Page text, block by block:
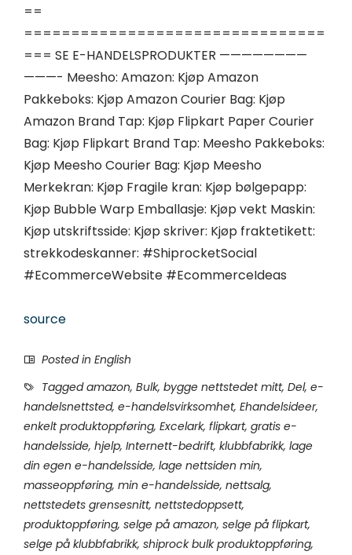
==
================================
=== SE E-HANDELSPRODUKTER ————————
———- Meesho: Amazon: Kjøp Amazon
Pakkeboks: Kjøp Amazon Courier Bag: Kjøp
Amazon Brand Tap: Kjøp Flipkart Paper Courier
Bag: Kjøp Flipkart Brand Tap: Meesho Pakkeboks:
Kjøp Meesho Courier Bag: Kjøp Meesho
Merkekran: Kjøp Fragile kran: Kjøp bølgepapp:
Kjøp Bubble Warp Emballasje: Kjøp vekt Maskin:
Kjøp utskriftsside: Kjøp skriver: Kjøp fraktetikett:
strekkodeskanner: #ShiprocketSocial
#EcommerceWebsite #EcommerceIdeas
source
Posted in English
Taggedamazon, Bulk, bygge nettstedet mitt, Del, e-
handelsnettsted, e-handelsvirksomhet, Ehandelsideer,
enkelt produktoppføring, Excelark, flipkart, gratis e-
handelsside, hjelp, Internett-bedrift, klubbfabrikk, lage
din egen e-handelsside, lage nettsiden min,
masseoppføring, min e-handelsside, nettsalg,
nettstedets grensesnitt, nettstedoppsett,
produktoppføring, selge på amazon, selge på flipkart,
selge på klubbfabrikk, shiprock bulk produktoppføring,